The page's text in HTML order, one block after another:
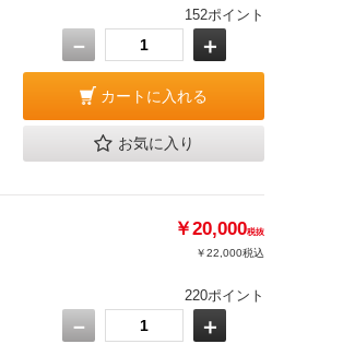
152ポイント
－ ＋
カートに入れる
お気に入り
￥20,000税抜
￥22,000税込
220ポイント
－ ＋